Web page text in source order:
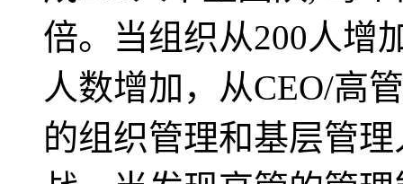
倍。当组织从200人增
人数增加，从CEO/高
的组织管理和基层管